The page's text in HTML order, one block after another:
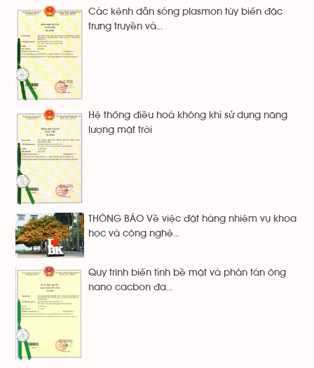
Các kênh dẫn sóng plasmon tùy biến đặc
trưng truyền và...
Hệ thống điều hoà không khí sử dụng năng
lượng mặt trời
THÔNG BÁO Về việc đặt hàng nhiệm vụ khoa
học và công nghệ...
Quy trình biến tính bề mặt và phân tán ông
nano cacbon đa...